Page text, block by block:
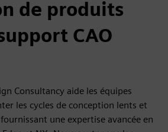
de produits
CAO
Consultancy aide les équipes
les cycles de conception lents et
une expertise avancée en